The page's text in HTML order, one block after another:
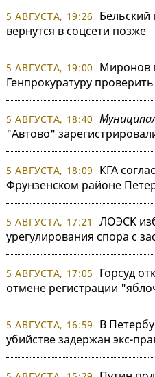
5 АВГУСТА, 19:26
вернутся в соцсети позже
5 АВГУСТА, 19:00
Миронов
Генпрокуратуру
5 АВГУСТА, 18:40
"Автово"
5 АВГУСТА, 18:09
КГА
Фрунзенском районе
5 АВГУСТА, 17:21
ЛОЭСК
урегулирования спора с
5 АВГУСТА, 17:05
Горсуд
отмене регистрации
5 АВГУСТА, 16:59
В
убийстве задержан экс-